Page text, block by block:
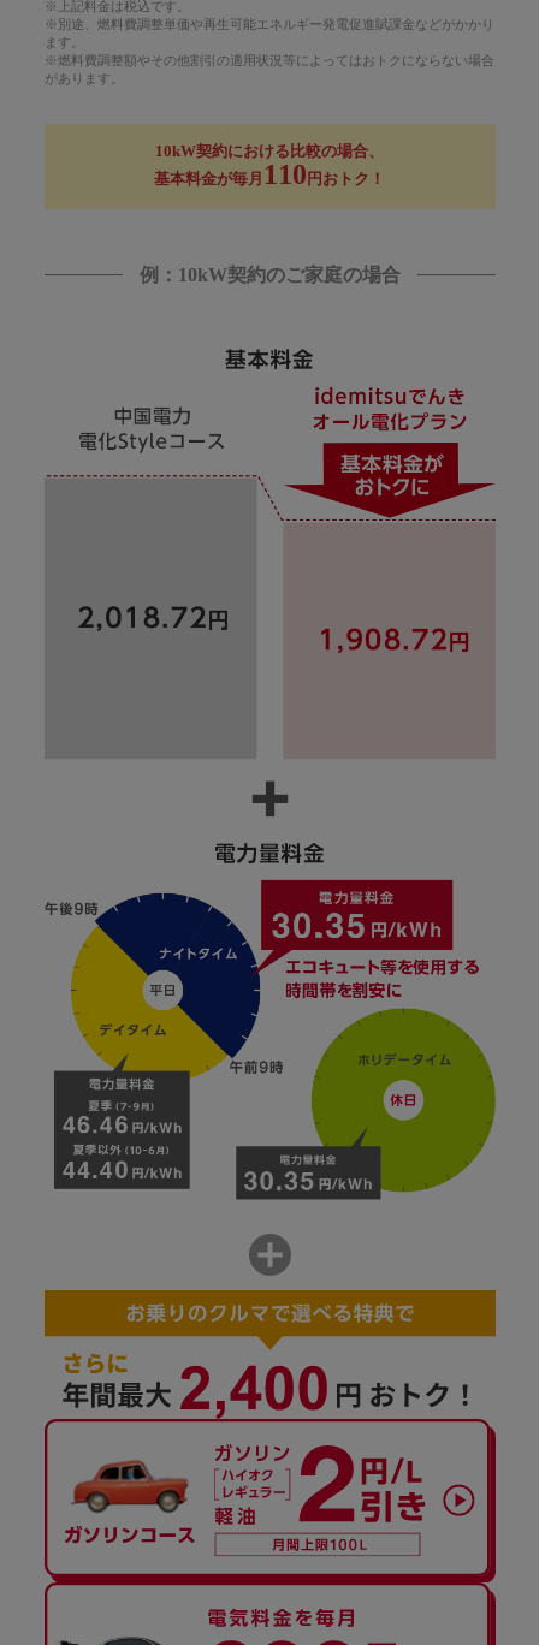
※上記料金は税込です。
※別途、燃料費調整単価や再生可能エネルギー発電促進賦課金などがかかり
ます。
※燃料費調整額やその他割引の適用状況等によってはおトクにならない場合
があります。
10kW契約における比較の場合、
基本料金が毎月 110 円おトク！
例：10kW契約のご家庭の場合